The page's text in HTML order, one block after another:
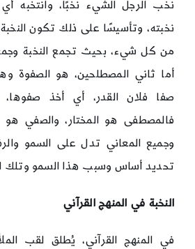
نخب الرجل الشيء نخبًا، وانتخبه أي
نخبته، وتأسيسًا على ذلك تكون
من كل شيء، بحيث تجمع النخبة
أما ثاني المصطلحين، هو الصفوة
صفا فلان القدر، أي أخذ
فالمصطفى هو المختار، والصفي
وجميع المعاني تدل على السمو
تحديد أساس وسبب هذا السمو وتلك
النخبة في المنهج القرآني
في المنهج القرآني، يُطلق لقب